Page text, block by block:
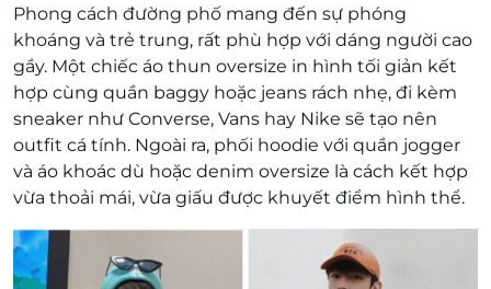
Phong cách đường phố mang đến sự phóng
khoáng và trẻ trung, rất phù hợp với dáng người cao
gầy. Một chiếc áo thun oversize in hình tối giản kết
hợp cùng quần baggy hoặc jeans rách nhẹ, đi kèm
sneaker như Converse, Vans hay Nike sẽ tạo nên
outfit cá tính. Ngoài ra, phối hoodie với quần jogger
và áo khoác dù hoặc denim oversize là cách kết hợp
vừa thoải mái, vừa giấu được khuyết điểm hình thể.